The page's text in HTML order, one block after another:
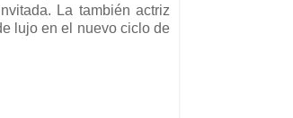
La también actriz
lujo en el nuevo ciclo de